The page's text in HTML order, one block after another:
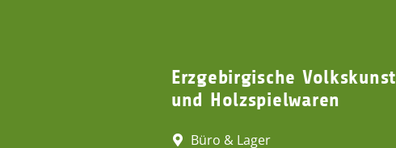
Erzgebirgische Volkskunst
und Holzspielwaren
Büro & Lager